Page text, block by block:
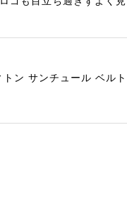
ン サンチュール ベル